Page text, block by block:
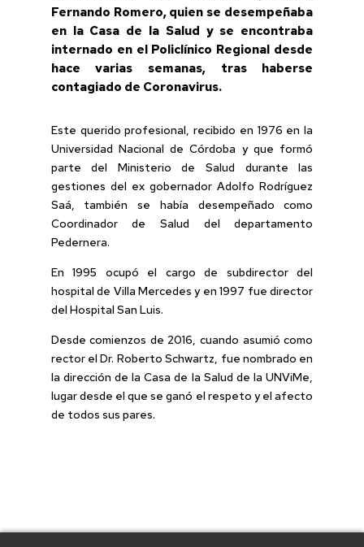
Fernando Romero, quien se desempeñaba
en la Casa de la Salud y se encontraba
internado en el Policlínico Regional desde
hace varias semanas, tras haberse
contagiado de Coronavirus.
Este querido profesional, recibido en 1976 en la
Universidad Nacional de Córdoba y que formó
parte del Ministerio de Salud durante las
gestiones del ex gobernador Adolfo Rodríguez
Saá, también se había desempeñado como
Coordinador de Salud del departamento
Pedernera.
En 1995 ocupó el cargo de subdirector del
hospital de Villa Mercedes y en 1997 fue director
del Hospital San Luis.
Desde comienzos de 2016, cuando asumió como
rector el Dr. Roberto Schwartz, fue nombrado en
la dirección de la Casa de la Salud de la UNViMe,
lugar desde el que se ganó el respeto y el afecto
de todos sus pares.